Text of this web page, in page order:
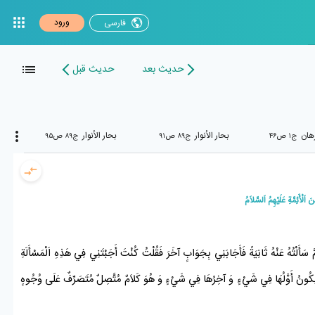
فارسی ورود
حدیث بعد حدیث قبل
ج۱ ص۴۶ بحار الأنوار ج۸۹ ص۹۱ بحار الأنوار ج۸۹ ص۹۵
عَنْهُ ثَانِيَةً فَأَجَابَنِي بِجَوَابٍ آخَرَ فَقُلْتُ كُنْتَ أَجَبْتَنِي فِي هَذِهِ اَلْمَسْأَلَةِ
يَكُونُ أَوَّلُهَا فِي شَيْءٍ وَ آخِرُهَا فِي شَيْءٍ وَ هُوَ كَلاَمٌ مُتَّصِلٌ مُتَصَرِّفٌ عَلَى وُجُوهٍ